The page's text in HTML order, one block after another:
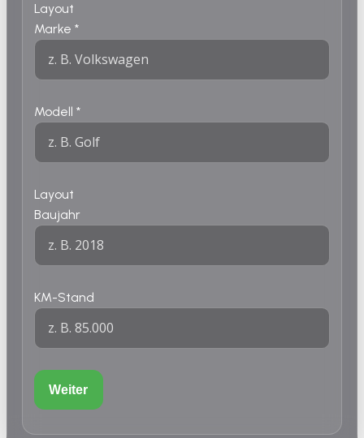
Layout
Marke *
Modell *
Layout
Baujahr
KM-Stand
Weiter